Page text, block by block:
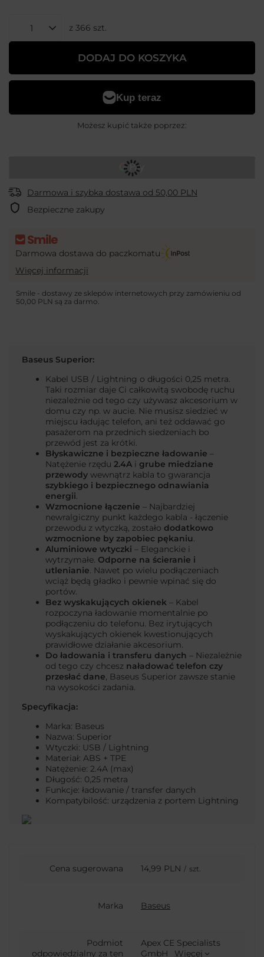
z 366 szt.
DODAJ DO KOSZYKA
Możesz kupić także poprzez:
Darmowa i szybka dostawa od 50,00 PLN
Bezpieczne zakupy
Darmowa dostawa do paczkomatu
Więcej informacji
Smile - dostawy ze sklepów internetowych przy zamówieniu od
50,00 PLN są za darmo.
Baseus Superior:
Kabel USB / Lightning o długości 0,25 metra.
Taki rozmiar daje Ci całkowitą swobodę ruchu
niezależnie od tego czy używasz akcesorium w
domu czy np. w aucie. Nie musisz siedzieć w
miejscu ładując telefon, ani też oddawać go
pasażerom na przednich siedzeniach bo
przewód jest za krótki.
Błyskawiczne i bezpieczne ładowanie –
Natężenie rzędu 2.4A i grube miedziane
przewody wewnątrz kabla to gwarancja
szybkiego i bezpiecznego odnawiania
energii.
Wzmocnione łączenie – Najbardziej
newralgiczny punkt każdego kabla - łączenie
przewodu z wtyczką, zostało dodatkowo
wzmocnione by zapobiec pękaniu.
Aluminiowe wtyczki – Eleganckie i
wytrzymałe. Odporne na ścieranie i
utlenianie. Nawet po wielu podłączeniach
wciąż będą gładko i pewnie wpinać się do
portów.
Bez wyskakujących okienek – Kabel
rozpoczyna ładowanie momentalnie po
podłączeniu do telefonu. Bez irytujących
wyskakujących okienek kwestionujących
prawidłowe działanie akcesorium.
Do ładowania i transferu danych – Niezależnie
od tego czy chcesz naładować telefon czy
przesłać dane, Baseus Superior zawsze stanie
na wysokości zadania.
Specyfikacja:
Marka: Baseus
Nazwa: Superior
Wtyczki: USB / Lightning
Materiał: ABS + TPE
Natężenie: 2.4A (max)
Długość: 0,25 metra
Funkcje: ładowanie / transfer danych
Kompatybilość: urządzenia z portem Lightning
Cena sugerowana 14,99 PLN / szt.
Marka Baseus
Podmiot
odpowiedzialny za ten
Apex CE Specialists
GmbH
Więcej